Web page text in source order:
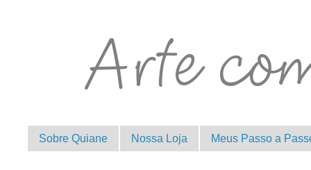
Sobre Quiane Nossa Loja Meus Passo a